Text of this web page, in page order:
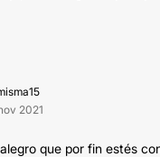
2021
que por fin estés